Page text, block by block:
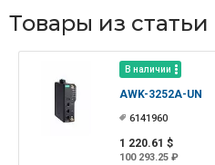
Товары из статьи
В наличии
AWK-3252A-UN
6141960
1 220.61 $
100 293.25 ₽